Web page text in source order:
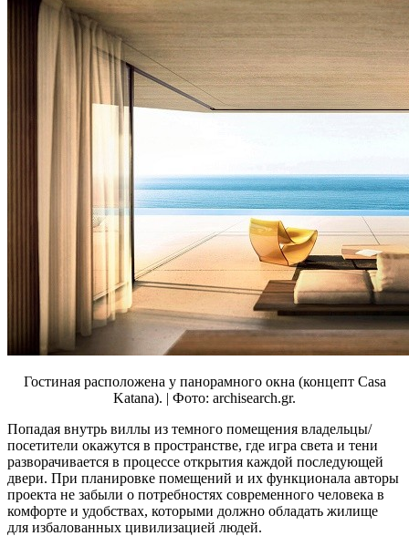
Гостиная расположена у панорамного окна (концепт Casa
Katana). | Фото: archisearch.gr.
Попадая внутрь виллы из темного помещения владельцы/
посетители окажутся в пространстве, где игра света и тени
разворачивается в процессе открытия каждой последующей
двери. При планировке помещений и их функционала авторы
проекта не забыли о потребностях современного человека в
комфорте и удобствах, которыми должно обладать жилище
для избалованных цивилизацией людей.